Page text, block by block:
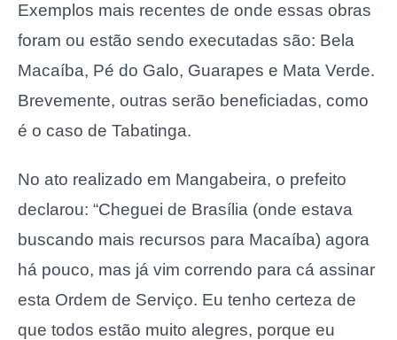
Exemplos mais recentes de onde essas obras
foram ou estão sendo executadas são: Bela
Macaíba, Pé do Galo, Guarapes e Mata Verde.
Brevemente, outras serão beneficiadas, como
é o caso de Tabatinga.
No ato realizado em Mangabeira, o prefeito
declarou: “Cheguei de Brasília (onde estava
buscando mais recursos para Macaíba) agora
há pouco, mas já vim correndo para cá assinar
esta Ordem de Serviço. Eu tenho certeza de
que todos estão muito alegres, porque eu